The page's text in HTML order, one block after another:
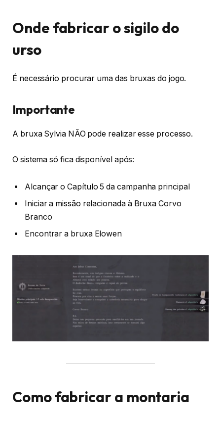
Onde fabricar o sigilo do
urso
É necessário procurar uma das bruxas do jogo.
Importante
A bruxa Sylvia NÃO pode realizar esse processo.
O sistema só fica disponível após:
Alcançar o Capítulo 5 da campanha principal
Iniciar a missão relacionada à Bruxa Corvo
Branco
Encontrar a bruxa Elowen
Como fabricar a montaria